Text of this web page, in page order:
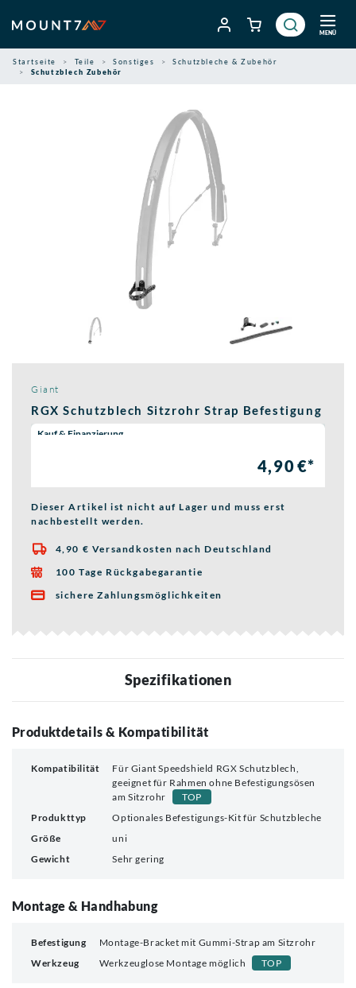
Inhalt
springen
MENÜ
Startseite Teile Sonstiges
Schutzbleche & Zubehör
Schutzblech Zubehör
Giant
RGX Schutzblech Sitzrohr Strap Befestigung
Wähle eine Preisoption:
Kauf & Finanzierung
4,90 €*
Dieser Artikel ist nicht auf Lager und muss erst
nachbestellt werden.
 4,90 € Versandkosten nach Deutschland
 100 Tage Rückgabegarantie
 sichere Zahlungsmöglichkeiten
Spezifikationen
Produktdetails & Kompatibilität
Kompatibilität
Für Giant Speedshield RGX Schutzblech,
geeignet für Rahmen ohne Befestigungsösen
am Sitzrohr
TOP
Produkttyp
Optionales Befestigungs-Kit für Schutzbleche
Größe
uni
Gewicht
Sehr gering
Montage & Handhabung
Befestigung
Montage-Bracket mit Gummi-Strap am Sitzrohr
Werkzeug
Werkzeuglose Montage möglich TOP